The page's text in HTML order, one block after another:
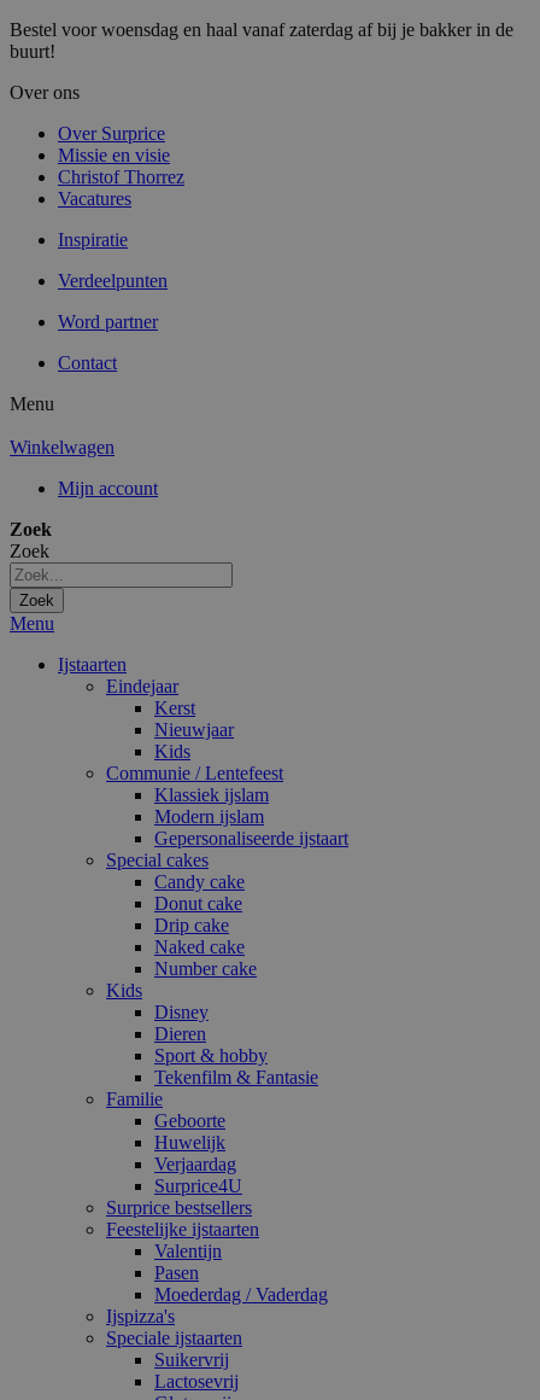
Bestel voor woensdag en haal vanaf zaterdag af bij je bakker in de
buurt!
Over ons
Over Surprice
Missie en visie
Christof Thorrez
Vacatures
Inspiratie
Verdeelpunten
Word partner
Contact
Menu
Winkelwagen
Mijn account
Zoek
Zoek
Zoek
Menu
Ijstaarten
Eindejaar
Kerst
Nieuwjaar
Kids
Communie / Lentefeest
Klassiek ijslam
Modern ijslam
Gepersonaliseerde ijstaart
Special cakes
Candy cake
Donut cake
Drip cake
Naked cake
Number cake
Kids
Disney
Dieren
Sport & hobby
Tekenfilm & Fantasie
Familie
Geboorte
Huwelijk
Verjaardag
Surprice4U
Surprice bestsellers
Feestelijke ijstaarten
Valentijn
Pasen
Moederdag / Vaderdag
Ijspizza's
Speciale ijstaarten
Suikervrij
Lactosevrij